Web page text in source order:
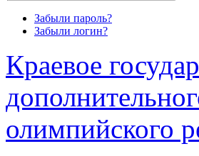
Забыли пароль?
Забыли логин?
Краевое
олимпийского